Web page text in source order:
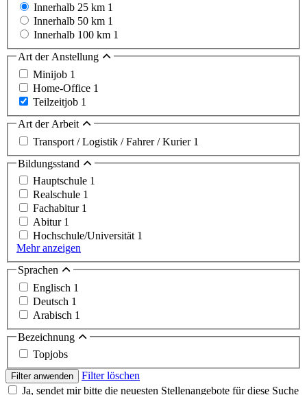
Innerhalb 25 km 1
Innerhalb 50 km 1
Innerhalb 100 km 1
Art der Anstellung
Minijob 1
Home-Office 1
Teilzeitjob 1
Art der Arbeit
Transport / Logistik / Fahrer / Kurier 1
Bildungsstand
Hauptschule 1
Realschule 1
Fachabitur 1
Abitur 1
Hochschule/Universität 1
Mehr anzeigen
Sprachen
Englisch 1
Deutsch 1
Arabisch 1
Bezeichnung
Topjobs
Filter anwenden
Filter löschen
Ja, sendet mir bitte die neuesten Stellenangebote für diese Suche